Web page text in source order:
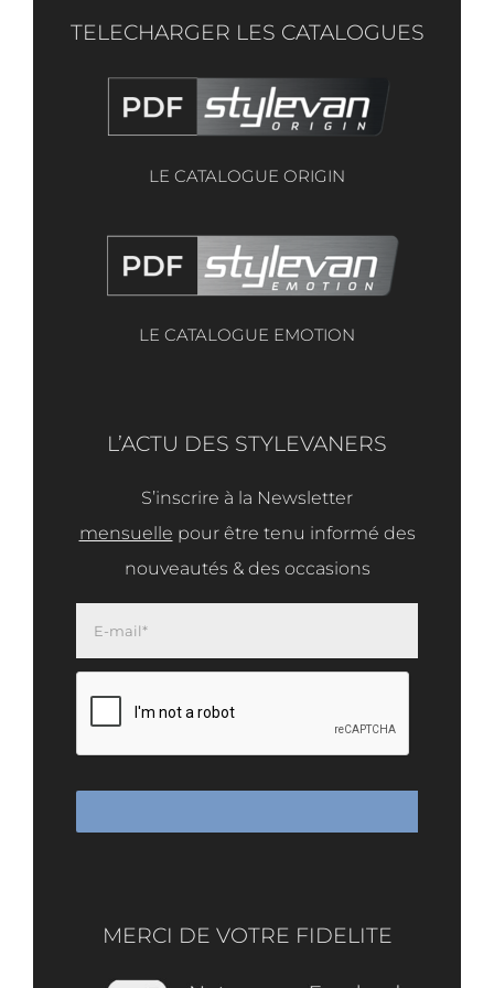
TELECHARGER LES CATALOGUES
LE CATALOGUE ORIGIN
LE CATALOGUE EMOTION
L’ACTU DES STYLEVANERS
S’inscrire à la Newsletter
mensuelle pour être tenu informé des
nouveautés & des occasions
MERCI DE VOTRE FIDELITE